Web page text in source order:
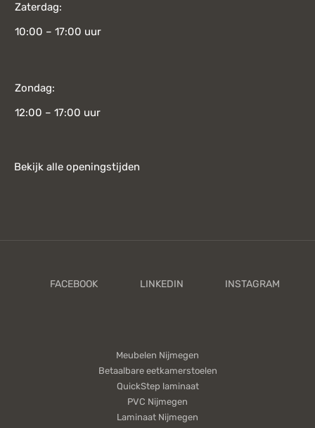
Zaterdag:
10:00 – 17:00 uur
Zondag:
12:00 – 17:00 uur
Bekijk alle openingstijden
Meubelen Nijmegen
Betaalbare eetkamerstoelen
QuickStep laminaat
PVC Nijmegen
Laminaat Nijmegen